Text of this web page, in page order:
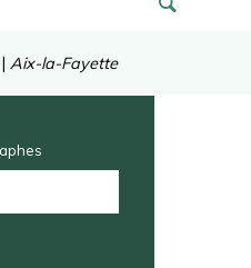
| Aix-la-Fayette